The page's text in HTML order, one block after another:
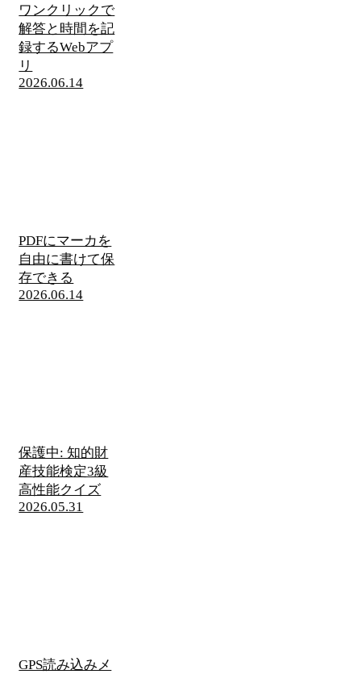
ワンクリックで
解答と時間を記
録するWebアプ
リ
2026.06.14
PDFにマーカを
自由に書けて保
存できる
2026.06.14
保護中: 知的財
産技能検定3級
高性能クイズ
2026.05.31
GPS読み込みメ